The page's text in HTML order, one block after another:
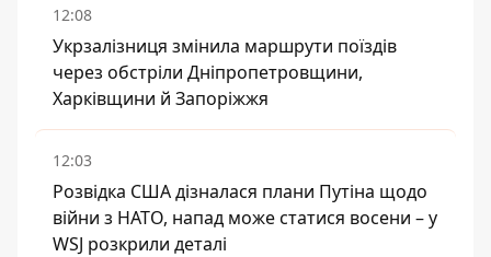
12:08
Укрзалізниця змінила маршрути поїздів
через обстріли Дніпропетровщини,
Харківщини й Запоріжжя
12:03
Розвідка США дізналася плани Путіна щодо
війни з НАТО, напад може статися восени – у
WSJ розкрили деталі